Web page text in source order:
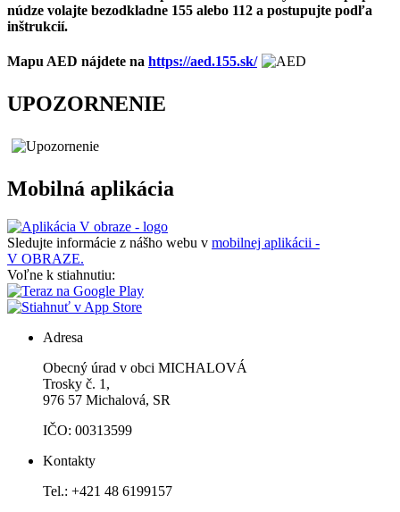
núdze volajte bezodkladne 155 alebo 112 a postupujte podľa
inštrukcií.
Mapu AED nájdete na https://aed.155.sk/
UPOZORNENIE
Mobilná aplikácia
Sledujte informácie z nášho webu v mobilnej aplikácii -
V OBRAZE.
Voľne k stiahnutiu:
Adresa
Obecný úrad v obci MICHALOVÁ
Trosky č. 1,
976 57 Michalová, SR
IČO: 00313599
Kontakty
Tel.: +421 48 6199157